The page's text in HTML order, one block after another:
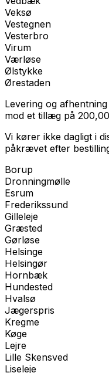
Veksø
Vestegnen
Vesterbro
Virum
Værløse
Ølstykke
Ørestaden
Levering og
mod et tillæg på 200,00
Vi kører ikke dagligt i
påkrævet efter
Borup
Dronningmølle
Esrum
Frederikssund
Gilleleje
Græsted
Gørløse
Helsinge
Helsingør
Hornbæk
Hundested
Hvalsø
Jægerspris
Kregme
Køge
Lejre
Lille Skensved
Liseleje